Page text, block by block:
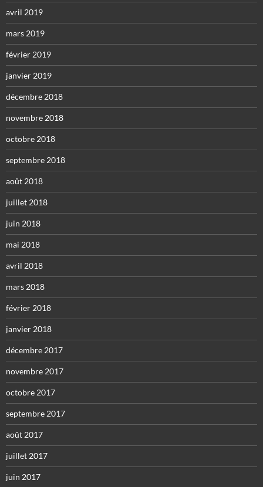
avril 2019
mars 2019
février 2019
janvier 2019
décembre 2018
novembre 2018
octobre 2018
septembre 2018
août 2018
juillet 2018
juin 2018
mai 2018
avril 2018
mars 2018
février 2018
janvier 2018
décembre 2017
novembre 2017
octobre 2017
septembre 2017
août 2017
juillet 2017
juin 2017